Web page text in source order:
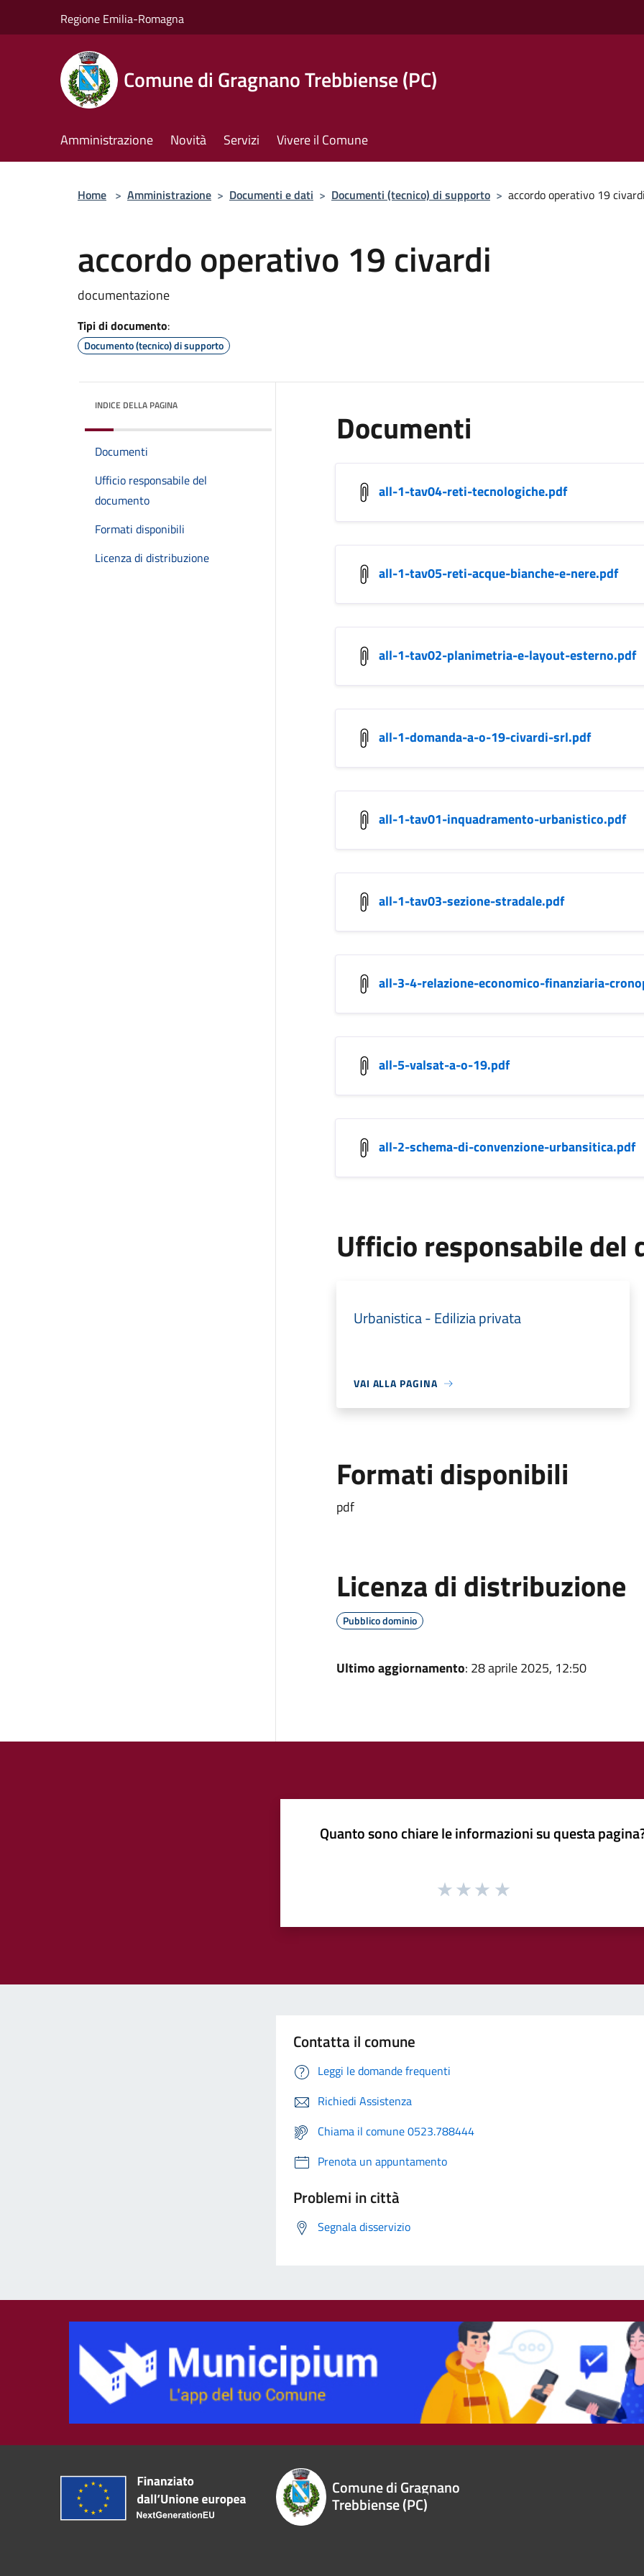
Regione Emilia-Romagna
Comune di Gragnano Trebbiense (PC)
Amministrazione Novità Servizi Vivere il Comune
Home > Amministrazione > Documenti e dati > Documenti (tecnico) di supporto > accordo operativo 19
accordo operativo 19 civardi
documentazione
Tipi di documento:
Documento (tecnico) di supporto
INDICE DELLA PAGINA
Documenti
Ufficio responsabile del
documento
Formati disponibili
Licenza di distribuzione
Documenti
all-1-tav04-reti-tecnologiche.pdf
all-1-tav05-reti-acque-bianche-e-nere.pdf
all-1-tav02-planimetria-e-layout-esterno.pdf
all-1-domanda-a-o-19-civardi-srl.pdf
all-1-tav01-inquadramento-urbanistico.pdf
all-1-tav03-sezione-stradale.pdf
all-3-4-relazione-economico-finanziaria-
all-5-valsat-a-o-19.pdf
all-2-schema-di-convenzione-urbansitica.pdf
Ufficio responsabile del
Urbanistica - Edilizia privata
VAI ALLA PAGINA
Formati disponibili
pdf
Licenza di distribuzione
Pubblico dominio
Ultimo aggiornamento: 28 aprile 2025, 12:50
Quanto sono chiare le informazioni su questa
Contatta il comune
Leggi le domande frequenti
Richiedi Assistenza
Chiama il comune 0523.788444
Prenota un appuntamento
Problemi in città
Segnala disservizio
Comune di Gragnano
Trebbiense (PC)